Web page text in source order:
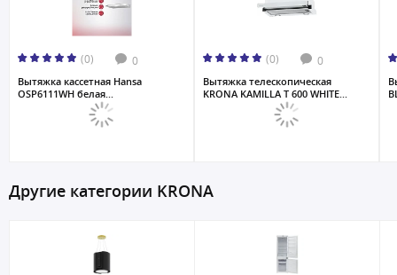
(0) 0
Вытяжка кассетная Hansa
OSP6111WH белая...
(0) 0
Вытяжка телескопическая
KRONA KAMILLA T 600 WHITE...
Другие категории KRONA